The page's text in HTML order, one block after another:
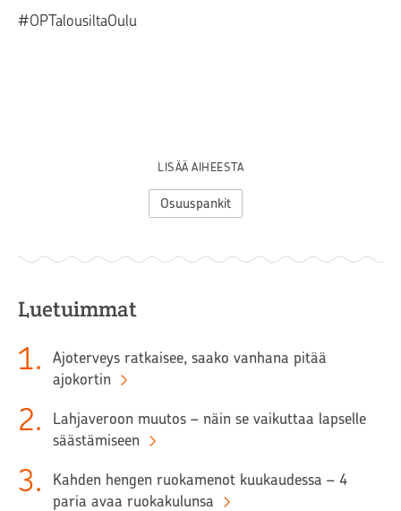
#OPTalousiltaOulu
LISÄÄ AIHEESTA
Osuuspankit
Luetuimmat
1.
Ajoterveys ratkaisee, saako vanhana pitää
ajokortin
2.
Lahjaveroon muutos – näin se vaikuttaa lapselle
säästämiseen
3.
Kahden hengen ruokamenot kuukaudessa – 4
paria avaa ruokakulunsa